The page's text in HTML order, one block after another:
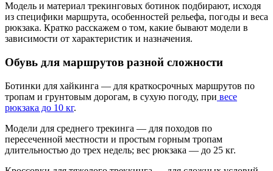
Модель и материал трекинговых ботинок подбирают, исходя
из специфики маршрута, особенностей рельефа, погоды и веса
рюкзака. Кратко расскажем о том, какие бывают модели в
зависимости от характеристик и назначения.
Обувь для маршрутов разной сложности
Ботинки для хайкинга — для краткосрочных маршрутов по
тропам и грунтовым дорогам, в сухую погоду, при весе
рюкзака до 10 кг.
Модели для среднего трекинга — для походов по
пересеченной местности и простым горным тропам
длительностью до трех недель; вес рюкзака — до 25 кг.